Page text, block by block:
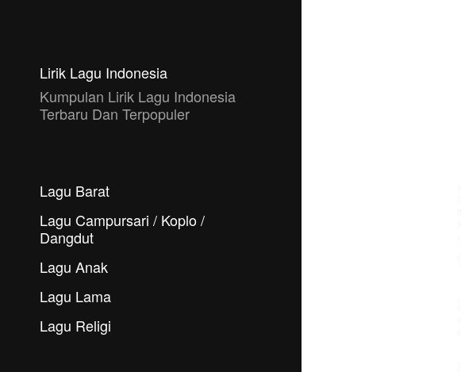
Lirik Lagu Indonesia
Kumpulan Lirik Lagu Indonesia
Terbaru Dan Terpopuler
Lagu Barat
Lagu Campursari / Koplo /
Dangdut
Lagu Anak
Lagu Lama
Lagu Religi